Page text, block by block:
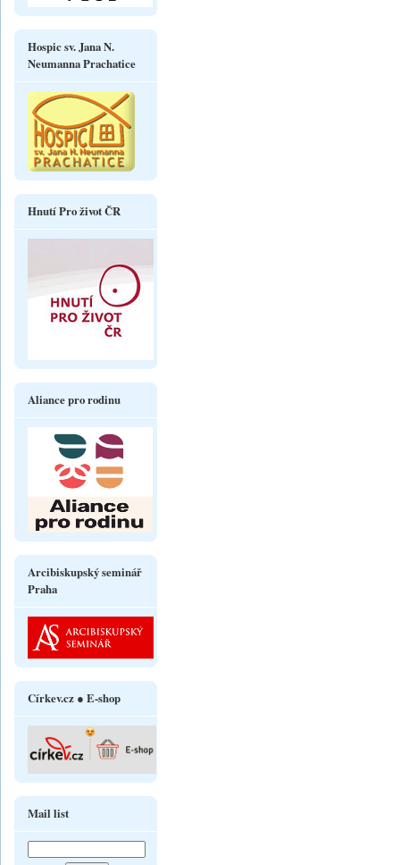
Hospic sv. Jana N.
Neumanna Prachatice
Hnutí Pro život ČR
Aliance pro rodinu
Arcibiskupský seminář
Praha
Církev.cz ● E-shop
Mail list